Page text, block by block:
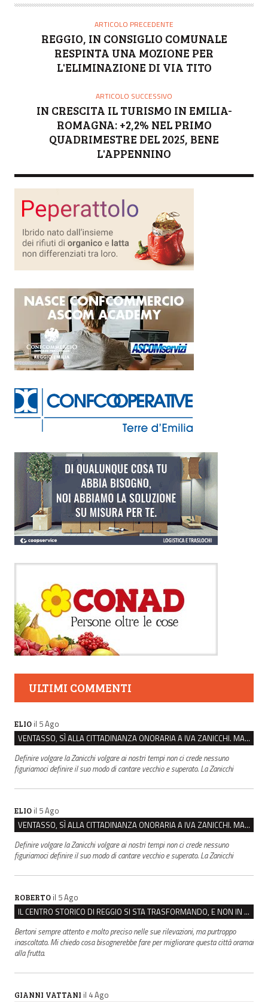
ARTICOLO PRECEDENTE
REGGIO, IN CONSIGLIO COMUNALE
RESPINTA UNA MOZIONE PER
L'ELIMINAZIONE DI VIA TITO
ARTICOLO SUCCESSIVO
IN CRESCITA IL TURISMO IN EMILIA-
ROMAGNA: +2,2% NEL PRIMO
QUADRIMESTRE DEL 2025, BENE
L'APPENNINO
ULTIMI COMMENTI
ELIO il 5 Ago
VENTASSO, SÌ ALLA CITTADINANZA ONORARIA A IVA ZANICCHI. MA BARGIACCHI: “È DI PESSIMO GUSTO”
Definire volgare la Zanicchi volgare ai nostri tempi non ci crede nessuno
figuriamoci definire il suo modo di cantare vecchio e superato. La Zanicchi
ELIO il 5 Ago
VENTASSO, SÌ ALLA CITTADINANZA ONORARIA A IVA ZANICCHI. MA BARGIACCHI: “È DI PESSIMO GUSTO”
Definire volgare la Zanicchi volgare ai nostri tempi non ci crede nessuno
figuriamoci definire il suo modo di cantare vecchio e superato. La Zanicchi
ROBERTO il 5 Ago
IL CENTRO STORICO DI REGGIO SI STA TRASFORMANDO, E NON IN MEGLIO
Bertoni sempre attento e molto preciso nelle sue rilevazioni, ma purtroppo
inascoltato. Mi chiedo cosa bisognerebbe fare per migliorare questa città oramai
alla frutta.
GIANNI VATTANI il 4 Ago